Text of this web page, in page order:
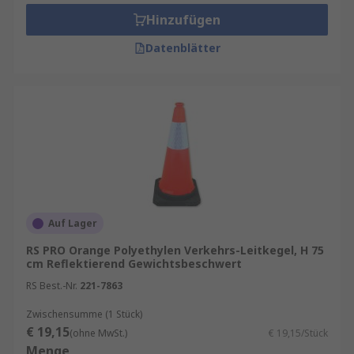
Wird auf Fußwegen, in Fußgängerzonen
und als Gefahrenwarnung auf Baustellen
Bereichen für spielende Kindern verwendet
Tragbar, stapelbar, freistehend
Schwerer im unteren Bereich für mehr
Witterungsbeständig
Langlebig
Leitkegel für den Innenbereich:
oder Sperrgebiete für die Öffentlichkeit
unzugänglich zu machen
Hinzufügen
Datenblätter
Auf Lager
RS PRO Orange Polyethylen Verkehrs-Leitkegel, H 75
cm Reflektierend Gewichtsbeschwert
RS Best.-Nr. 221-7863
Zwischensumme (1 Stück)
€ 19,15(ohne MwSt.) € 19,15/Stück